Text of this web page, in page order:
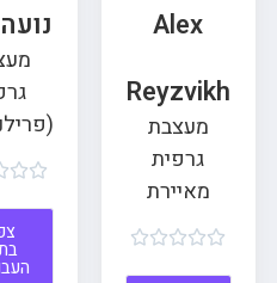
Alex
Reyzvikh
מעצבת
גרפית
מאיירת






